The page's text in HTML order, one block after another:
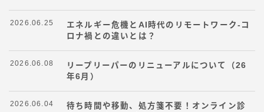
エネルギー危機とAI時代のリモートワーク-コ
ロナ禍との違いとは？
2026.06.25
リープリーパーのリニューアルについて（26
年6月）
2026.06.08
待ち時間や移動、処方箋不要！オンライン診
2026.06.04